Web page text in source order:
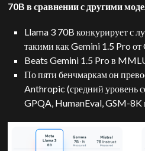
70B в сравнении с другими
Llama 3 70B конкурирует с
такими как Gemini 1.5 Pro от
Beats Gemini 1.5 Pro в
По пяти бенчмаркам он
Anthropic (средний уровень
GPQA, HumanEval, GSM-